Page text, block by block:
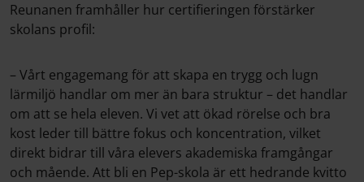
Reunanen framhåller hur certifieringen förstärker
skolans profil:
– Vårt engagemang för att skapa en trygg och lugn
lärmiljö handlar om mer än bara struktur – det handlar
om att se hela eleven. Vi vet att ökad rörelse och bra
kost leder till bättre fokus och koncentration, vilket
direkt bidrar till våra elevers akademiska framgångar
och mående. Att bli en Pep-skola är ett hedrande kvitto